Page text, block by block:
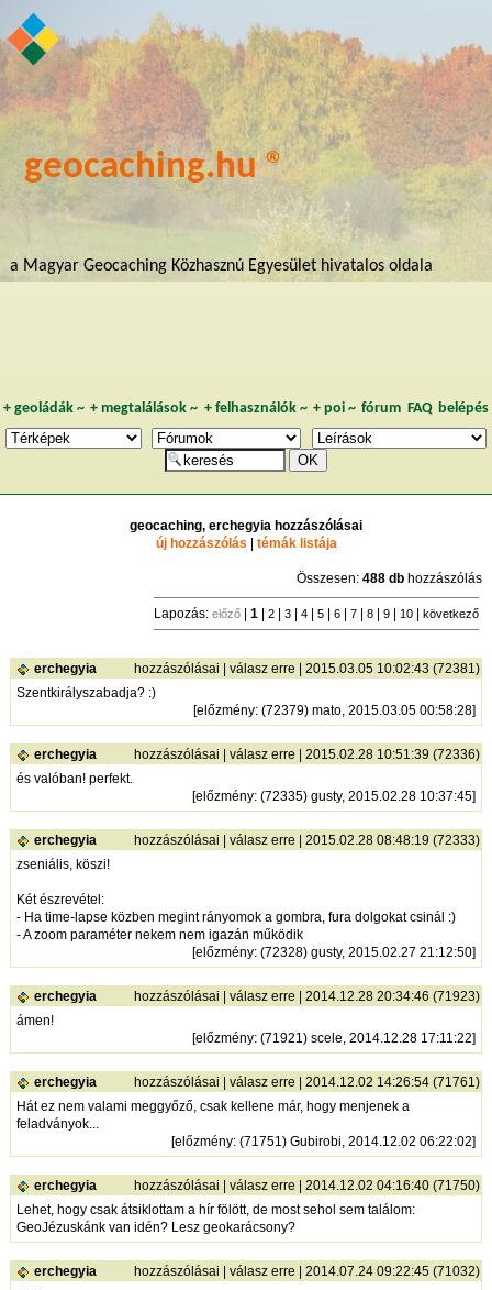
geocaching.hu ®
a Magyar Geocaching Közhasznú Egyesület hivatalos oldala
+ geoládák~ +megtalálások ~ + felhasználók~ + poi~ fórum FAQ belépés
geocaching, erchegyia hozzászólásai
új hozzászólás
témák listája
Összesen:488 db hozzászólás
Lapozás:előző |1 2 3 4 5 6 7 8 9 10 |következő
erchegyia hozzászólásai |válasz erre | 2015.03.05 10:02:43 (72381)
Szentkirályszabadja? :)
[előzmény: (72379) mato, 2015.03.05 00:58:28]
erchegyia hozzászólásai |válasz erre | 2015.02.28 10:51:39 (72336)
és valóban! perfekt.
[előzmény: (72335) gusty, 2015.02.28 10:37:45]
erchegyia hozzászólásai |válasz erre | 2015.02.28 08:48:19 (72333)
zseniális, köszi!
Két észrevétel:
- Ha time-lapse közben megint rányomok a gombra, fura dolgokat csinál :)
- A zoom paraméter nekem nem igazán működik
[előzmény: (72328) gusty, 2015.02.27 21:12:50]
erchegyia hozzászólásai |válasz erre | 2014.12.28 20:34:46 (71923)
ámen!
[előzmény: (71921) scele, 2014.12.28 17:11:22]
erchegyia hozzászólásai |válasz erre | 2014.12.02 14:26:54 (71761)
Hát ez nem valami meggyőző, csak kellene már, hogy menjenek a
feladványok...
[előzmény: (71751) Gubirobi, 2014.12.02 06:22:02]
erchegyia hozzászólásai |válasz erre | 2014.12.02 04:16:40 (71750)
Lehet, hogy csak átsiklottam a hír fölött, de most sehol sem találom:
GeoJézuskánk van idén? Lesz geokarácsony?
erchegyia hozzászólásai |válasz erre | 2014.07.24 09:22:45 (71032)